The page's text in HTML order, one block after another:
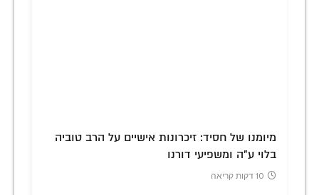
מיומנו של חסיד: זיכרונות אישיים על הרב טוביה
בלוי ע"ה ומשפיעי דורנו
10 דקות קריאה